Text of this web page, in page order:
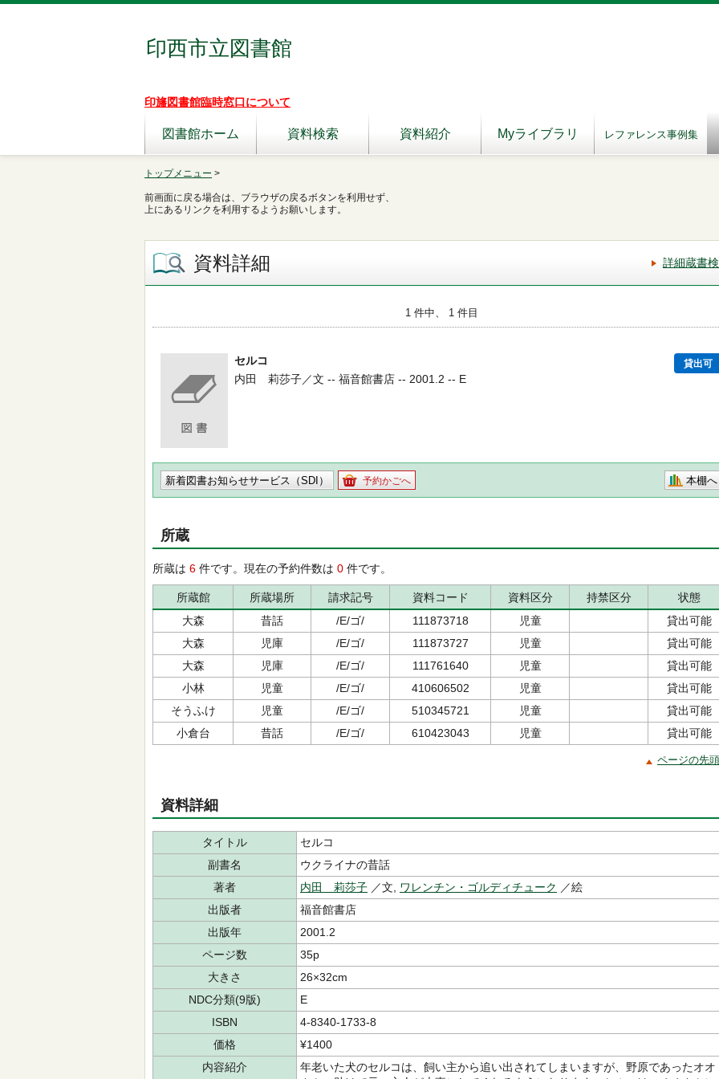
印西市立図書館
印旛図書館臨時窓口について
図書館ホーム 資料検索 資料紹介 Myライブラリ レファレンス事例集
トップメニュー >
前画面に戻る場合は、ブラウザの戻るボタンを利用せず、
上にあるリンクを利用するようお願いします。
資料詳細 詳細蔵書
1 件中、 1 件目
セルコ 貸出可
内田 莉莎子／文 -- 福音館書店 -- 2001.2 -- E
新着図書お知らせサービス（SDI） 予約かごへ 本棚へ
所蔵
所蔵は 6 件です。現在の予約件数は 0 件です。
所蔵館 所蔵場所 請求記号 資料コード 資料区分 持禁区分
状態
大森
昔話 /E/ゴ/ 111873718 児童
貸出可能
大森
児庫 /E/ゴ/ 111873727 児童
貸出可能
大森
児庫 /E/ゴ/ 111761640 児童
貸出可能
小林
児童 /E/ゴ/ 410606502 児童
貸出可能
そうふけ
児童 /E/ゴ/ 510345721 児童
貸出可能
小倉台
昔話 /E/ゴ/ 610423043 児童 貸出可能
ページの先
資料詳細
タイトル
セルコ
副書名
ウクライナの昔話
著者
内田 莉莎子 ／文, ワレンチン・ゴルディチューク ／絵
出版者
福音館書店
出版年
2001.2
ページ数
35p
大きさ
26×32cm
NDC分類(9版)
E
ISBN
4-8340-1733-8
価格
¥1400
内容紹介
年老いた犬のセルコは、飼い主から追い出されてしまいますが、野原であったオオ